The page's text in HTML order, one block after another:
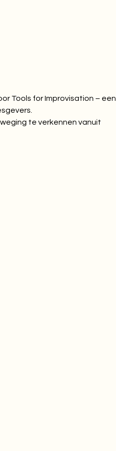
Tools for Improvisation – een
te verkennen vanuit